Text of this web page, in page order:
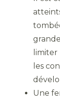
les
Une